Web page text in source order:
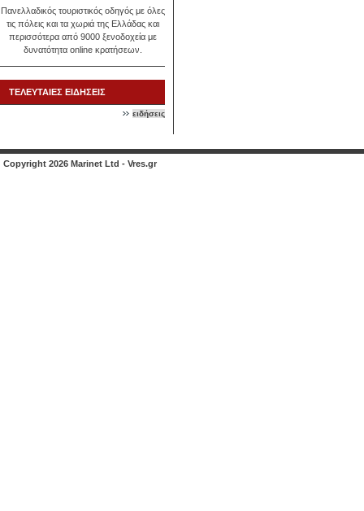
Πανελλαδικός τουριστικός οδηγός με όλες
τις πόλεις και τα χωριά της Ελλάδας και
περισσότερα από 9000 ξενοδοχεία με
δυνατότητα online κρατήσεων.
ΤΕΛΕΥΤΑΙΕΣ ΕΙΔΗΣΕΙΣ
ειδήσεις
Copyright 2026 Marinet Ltd - Vres.gr